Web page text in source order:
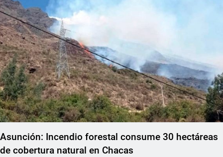
Asunción: Incendio forestal consume 30 hectáreas
de cobertura natural en Chacas